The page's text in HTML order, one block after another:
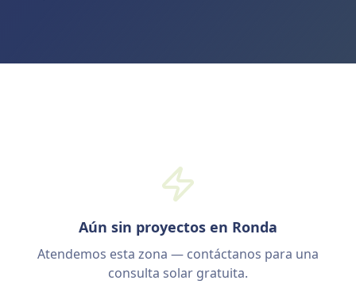
Aún sin proyectos en Ronda
Atendemos esta zona — contáctanos para una
consulta solar gratuita.